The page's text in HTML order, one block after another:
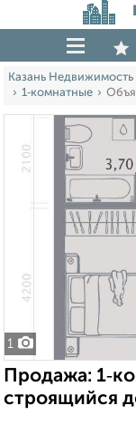
Казань Недвижимость
1‑комнатные
1
Продажа:
строящийся